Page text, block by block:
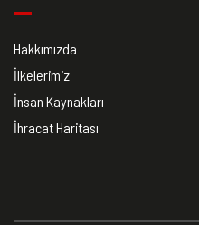
Hakkımızda
İlkelerimiz
İnsan Kaynakları
İhracat Haritası